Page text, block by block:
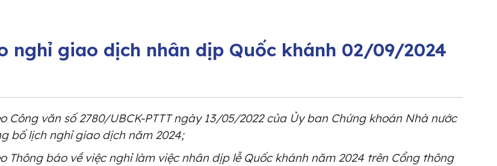
nghỉ giao dịch nhân dịp Quốc khánh 02/09/2024
Công văn số 2780/UBCK-PTTT ngày 13/05/2022 của Ủy ban Chứng khoán Nhà nước
bố lịch nghỉ giao dịch năm 2024;
Thông báo về việc nghỉ làm việc nhân dịp lễ Quốc khánh năm 2024 trên Cổng thông